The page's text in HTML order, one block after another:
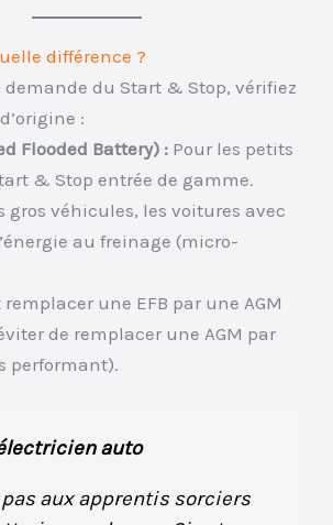
différence ?
demande du Start & Stop, vérifiez
:
Flooded Battery) : Pour les petits
& Stop entrée de gamme.
gros véhicules, les voitures avec
au freinage (micro-
une EFB par une AGM
de remplacer une AGM par
performant).
auto
pas aux apprentis sorciers